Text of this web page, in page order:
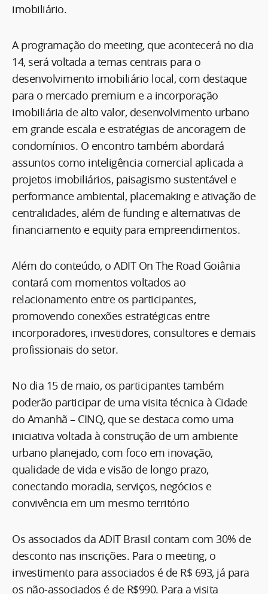
imobiliário.
A programação do meeting, que acontecerá no dia
14, será voltada a temas centrais para o
desenvolvimento imobiliário local, com destaque
para o mercado premium e a incorporação
imobiliária de alto valor, desenvolvimento urbano
em grande escala e estratégias de ancoragem de
condomínios. O encontro também abordará
assuntos como inteligência comercial aplicada a
projetos imobiliários, paisagismo sustentável e
performance ambiental, placemaking e ativação de
centralidades, além de funding e alternativas de
financiamento e equity para empreendimentos.
Além do conteúdo, o ADIT On The Road Goiânia
contará com momentos voltados ao
relacionamento entre os participantes,
promovendo conexões estratégicas entre
incorporadores, investidores, consultores e demais
profissionais do setor.
No dia 15 de maio, os participantes também
poderão participar de uma visita técnica à Cidade
do Amanhã – CINQ, que se destaca como uma
iniciativa voltada à construção de um ambiente
urbano planejado, com foco em inovação,
qualidade de vida e visão de longo prazo,
conectando moradia, serviços, negócios e
convivência em um mesmo território
Os associados da ADIT Brasil contam com 30% de
desconto nas inscrições. Para o meeting, o
investimento para associados é de R$ 693, já para
os não-associados é de R$990. Para a visita